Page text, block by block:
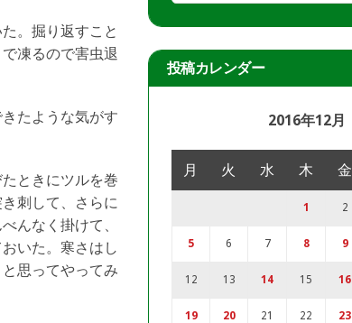
。掘り返すこと
凍るので害虫退
たような気がす
ときにツルを巻
刺して、さらに
んなく掛けて、
いた。寒さはし
思ってやってみ
投稿カレンダー
2016年12月
月 火 水 木 金
1 2
5 6 7 8 9
12 13 14 15 16
19 20 21 22 23